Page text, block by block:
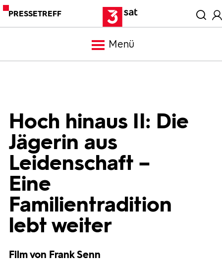
PRESSETREFF
Menü
Mediathek
Bilder
Hoch hinaus II: Die
Jägerin aus
Leidenschaft –
Eine
Familientradition
lebt weiter
Film von Frank Senn